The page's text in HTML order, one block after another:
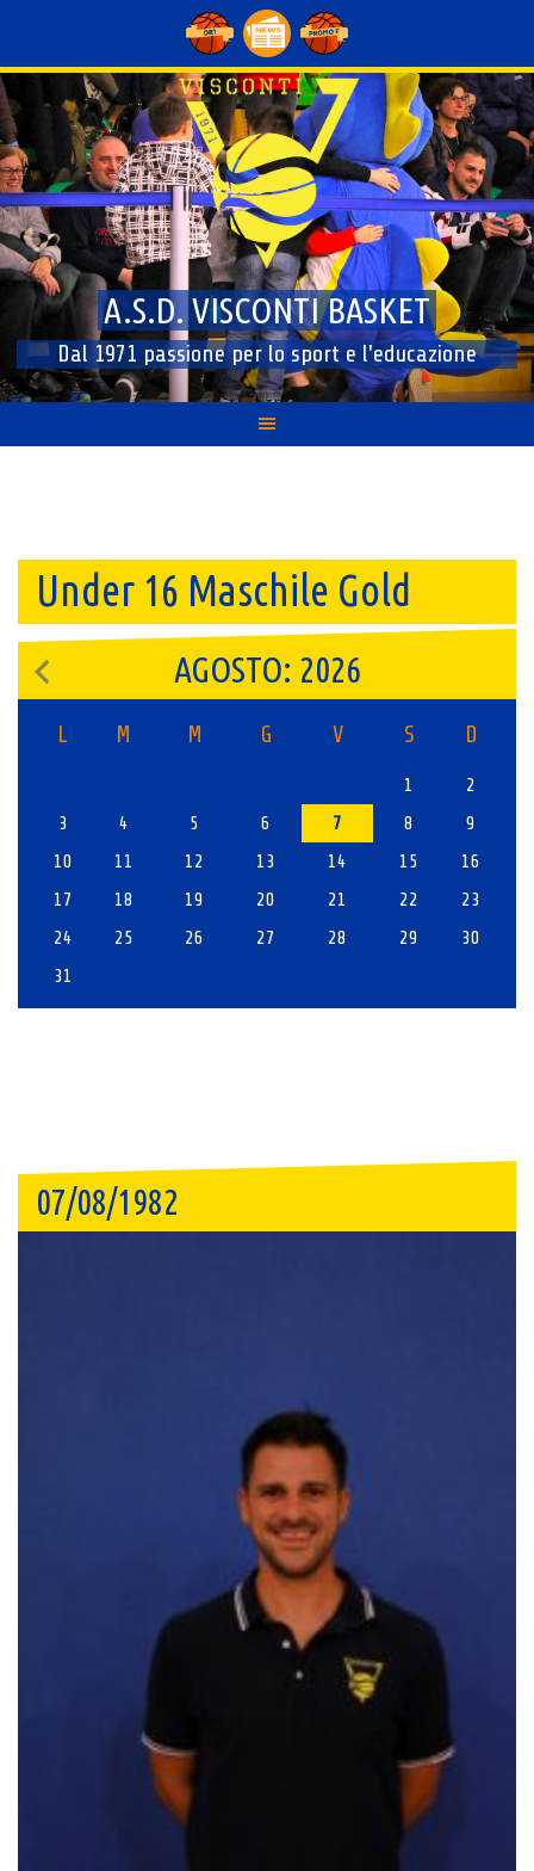
content
A.S.D. VISCONTI BASKET
Dal 1971 passione per lo sport e l'educazione
Under 16 Maschile Gold
AGOSTO: 2026
L M M G V S D
1
2
3
4 5 6 7 8
9
10
11 12 13 14 15
16
17
18 19 20 21 22
23
24
25 26 27 28 29
30
31
07/08/1982